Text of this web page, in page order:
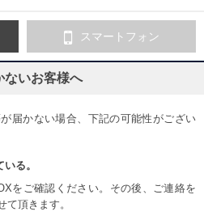
スマートフォン
いお客様へ
届かない場合、下記の可能性がござい
る。
をご確認ください。その後、ご連絡を
頂きます。